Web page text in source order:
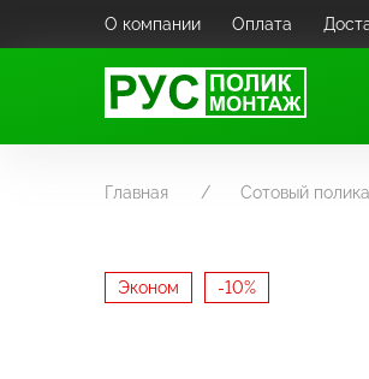
О компании Оплата
Главная Сотовый
Эконом -10%